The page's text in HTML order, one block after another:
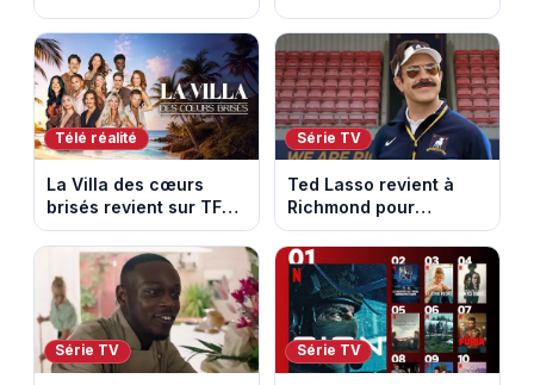
vidéo de la 5e étape
entre Mâcon et
Belleville-en-
Beaujolais
Doumbia rejoignent la
saison 18 sur M6
Télé réalité
La Villa des cœurs
brisés revient sur TFX :
voici les candidats de
la saison 11 au Mexique
Série TV
Ted Lasso revient à
Richmond pour
entraîner une équipe
féminine dans la
saison 4
Série TV Série TV